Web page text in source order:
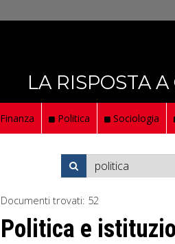
LA RISPOSTA
Finanza Politica Sociologia
Documenti trovati: 52
Politica e